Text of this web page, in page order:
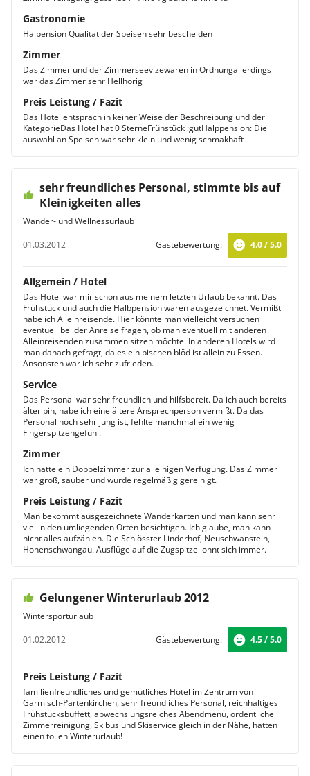
Gastronomie
Halpension Qualität der Speisen sehr bescheiden
Zimmer
Das Zimmer und der Zimmerseevizewaren in Ordnungallerdings
war das Zimmer sehr Hellhörig
Preis Leistung / Fazit
Das Hotel entsprach in keiner Weise der Beschreibung und der
KategorieDas Hotel hat 0 SterneFrühstück :gutHalppension: Die
auswahl an Speisen war sehr klein und wenig schmakhaft
sehr freundliches Personal, stimmte bis auf
Kleinigkeiten alles
Wander- und Wellnessurlaub
01.03.2012
Gästebewertung: 4.0 / 5.0
Allgemein / Hotel
Das Hotel war mir schon aus meinem letzten Urlaub bekannt. Das
Frühstück und auch die Halbpension waren ausgezeichnet. Vermißt
habe ich Alleinreisende. Hier könnte man vielleicht versuchen
eventuell bei der Anreise fragen, ob man eventuell mit anderen
Alleinreisenden zusammen sitzen möchte. In anderen Hotels wird
man danach gefragt, da es ein bischen blöd ist allein zu Essen.
Ansonsten war ich sehr zufrieden.
Service
Das Personal war sehr freundlich und hilfsbereit. Da ich auch bereits
älter bin, habe ich eine ältere Ansprechperson vermißt. Da das
Personal noch sehr jung ist, fehlte manchmal ein wenig
Fingerspitzengefühl.
Zimmer
Ich hatte ein Doppelzimmer zur alleinigen Verfügung. Das Zimmer
war groß, sauber und wurde regelmäßig gereinigt.
Preis Leistung / Fazit
Man bekommt ausgezeichnete Wanderkarten und man kann sehr
viel in den umliegenden Orten besichtigen. Ich glaube, man kann
nicht alles aufzählen. Die Schlösster Linderhof, Neuschwanstein,
Hohenschwangau. Ausflüge auf die Zugspitze lohnt sich immer.
Gelungener Winterurlaub 2012
Wintersporturlaub
01.02.2012
Gästebewertung: 4.5 / 5.0
Preis Leistung / Fazit
familienfreundliches und gemütliches Hotel im Zentrum von
Garmisch-Partenkirchen, sehr freundliches Personal, reichhaltiges
Frühstücksbuffett, abwechslungsreiches Abendmenü, ordentliche
Zimmerreinigung, Skibus und Skiservice gleich in der Nähe, hatten
einen tollen Winterurlaub!